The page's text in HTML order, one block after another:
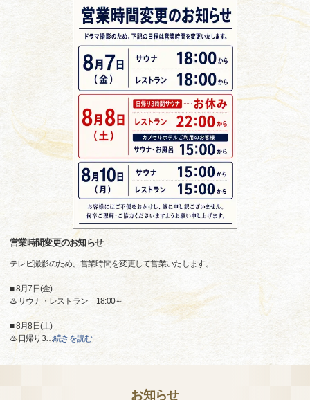
営業時間変更のお知らせ
テレビ撮影のため、営業時間を変更して営業いたします。
■ 8月7日(金)
♨️ サウナ・レストラン 18:00～
■ 8月8日(土)
♨️ 日帰り3…続きを読む
お知らせ